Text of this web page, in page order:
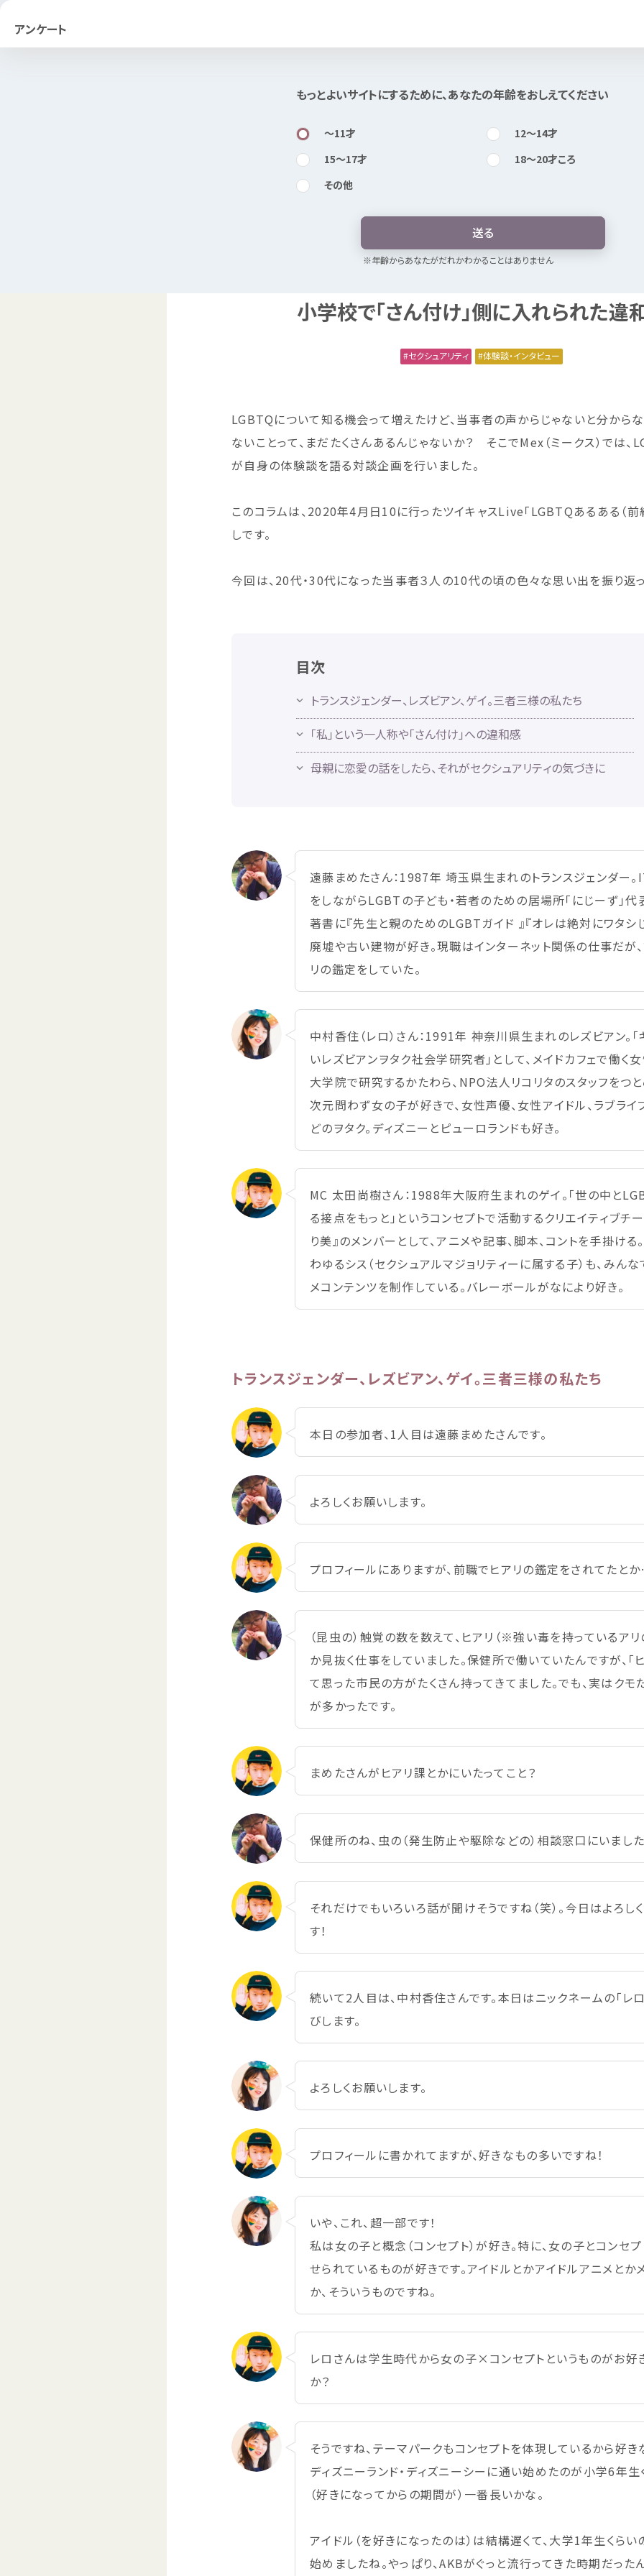
アンケート
もっとよいサイトにするために、あなたの年齢をおしえてください
〜11才 12〜14才
15〜17才 18〜20才ころ
その他
送る
※年齢からあなたがだれかわかることはありません
小学校で「さん付け」側に入れられた違
セクシュアリティ 体験談・インタビュー
LGBTQについて知る機会って増えたけど、 当事者の声からじゃないと分から
ないことって、まだたくさんあるんじゃないか？ そこでMex（ミークス）では、
が自身の体験談を語る対談企画を行いました。
このコラムは、2020年4月 日10に行ったツイキャスLive「LGBTQあるある（前
しです。
今回は、20代・30代になった当事者３人 の10代の頃の色々な思 い出を振り返
目次
トランスジェンダー、レズビアン、ゲイ。三者三様の私たち
「私 」という一人称や「さん付け」への違和感
母親に恋愛の話をしたら、それがセクシュアリティの気づきに
遠藤 まめたさん：1987年 埼玉県生まれのトランスジェンダー
をしながらLGBTの子ども・若者のための居場所「にじーず」代
著書 に『先生と親のためのLGBTガイド 』『オレは絶対 にワタシ
廃墟や古い建物が好き。現職はインターネット関係の仕事だが、
リの鑑定をしていた。
中村香住 （レロ）さん：1991年 神奈川県生まれのレズビアン。
いレズビアンヲタク社会学研究者 」として、メイドカフェで働く
大学院で研究するかたわら、NPO法人リコリタのスタッフをつ
次元問わず女の子が好きで、 女性声優、女性アイドル、ラブライ
どのヲタク。ディズニーとピューロランドも好き。
MC 太田 尚樹さん：1988年大阪府生まれのゲイ。「世の中 と
る接点をもっと」というコンセプトで活動するクリエイティブチ
り美』のメンバーとして、アニメや記事、 脚本、コントを手掛ける
わゆるシス（セクシュアルマジョリティーに属する子）も、みん
メコンテンツを制作 している。バレーボールがなにより好き。
トランスジェンダー、レズビアン、ゲイ。三者三様の私たち
本日 の参加者、 1人 目は遠藤 まめたさんです。
よろしくお願いします。
プロフィールにありますが、 前職でヒアリの鑑定をされてたと
（昆虫の） 触覚の数を数えて、ヒアリ（※強 い毒を持っているア
か見抜く仕事をしていました。保健所で働いていたんですが、「
て思った市民の方がたくさん持ってきてました。でも、 実はクモ
が多かったです。
まめたさんがヒアリ課 とかにいたってこと？
保健所のね、 虫の（発生防止や駆除などの） 相談窓口 にいました
それだけでもいろいろ話が聞 けそうですね（笑）。今日はよろし
す！
続いて2人 目は、 中村香住さんです。本日はニックネームの「レ
びします。
よろしくお願いします。
プロフィールに書かれてますが、好きなもの多いですね！
いや、これ、 超一部です！
私は女の子と概念 （コンセプト）が好き。特に、女の子とコンセ
せられているものが好きです。アイドルとかアイドルアニメとか
か、そういうものですね。
レロさんは学生時代から女の子×コンセプトというものがお好
か？
そうですね、テーマパークもコンセプトを体現 しているから好き
ディズニーランド・ディズニーシーに通い始めたのが小学6年生
（好きになってからの期間が） 一番長いかな。
アイドル（を好きになったのは）は結構遅くて、 大学1年生くらい
始めましたね。やっぱり、AKBがぐっと流行ってきた時期だった